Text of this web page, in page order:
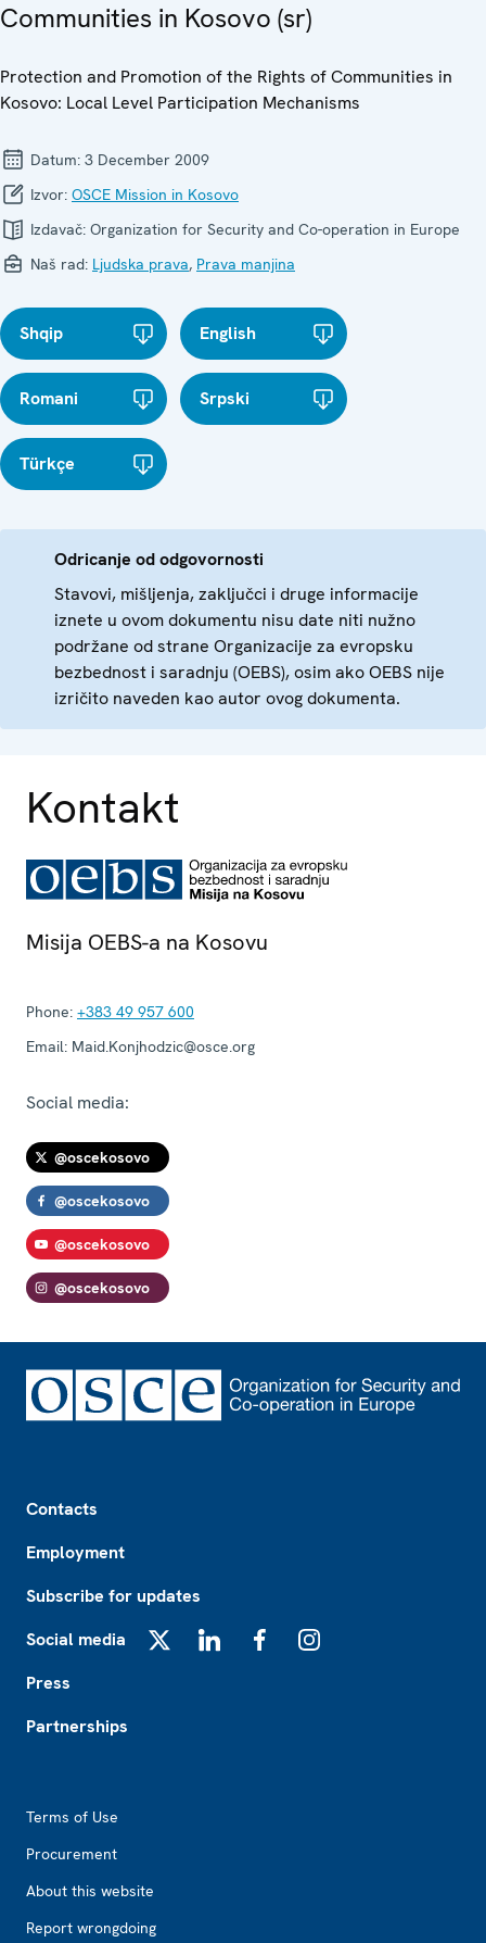
Communities in Kosovo (sr)
Protection and Promotion of the Rights of Communities in
Kosovo: Local Level Participation Mechanisms
Datum: 3 December 2009
Izvor: OSCE Mission in Kosovo
Izdavač: Organization for Security and Co-operation in Europe
Naš rad: Ljudska prava, Prava manjina
Shqip English
Romani Srpski
Türkçe
Odricanje od odgovornosti
Stavovi, mišljenja, zaključci i druge informacije
iznete u ovom dokumentu nisu date niti nužno
podržane od strane Organizacije za evropsku
bezbednost i saradnju (OEBS), osim ako OEBS nije
izričito naveden kao autor ovog dokumenta.
Kontakt
Misija OEBS-a na Kosovu
Phone: +383 49 957 600
Email: Maid.Konjhodzic@osce.org
Social media:
@oscekosovo
@oscekosovo
@oscekosovo
@oscekosovo
Contacts
Employment
Subscribe for updates
Social media
Press
Partnerships
Terms of Use
Procurement
About this website
Report wrongdoing